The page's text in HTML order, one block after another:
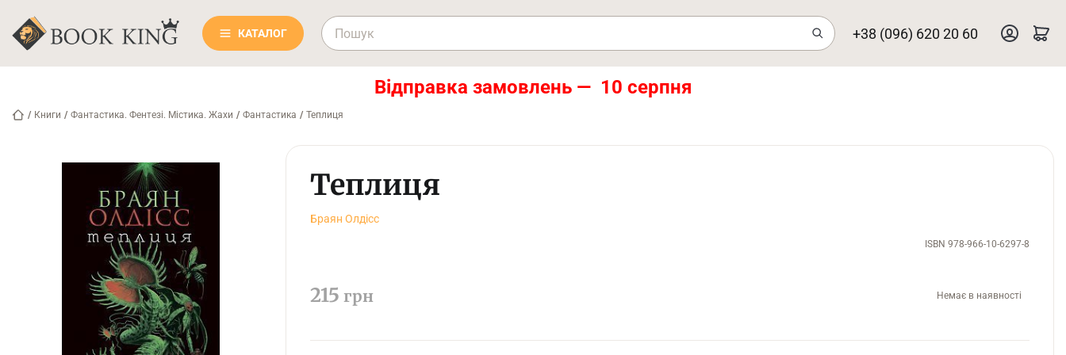
КАТАЛОГ +38 (096) 620 20 60
Відправка замовлень — 10 серпня
/ Книги / Фантастика. Фентезі. Містика. Жахи / Фантастика / Теплиця
Теплиця
Браян Олдісс
ISBN 978-966-10-6297-8
215 грн Немає в наявності